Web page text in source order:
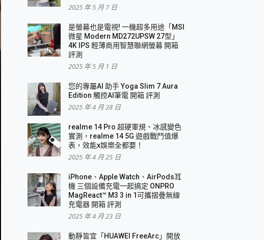
2025 年 5 月 7 日
是螢幕也是電視! 一機超多用途「MSI
微星 Modern MD272UPSW 27型」
4K IPS 輕薄商用智慧聯網螢幕 開箱
評測
2025 年 5 月 1 日
您的專屬AI 助手 Yoga Slim 7 Aura
Edition 觸控AI筆電 開箱 評測
2025 年 4 月 28 日
realme 14 Pro 超硬軍規、冰感變色
實測，realme 14 5G 遊戲戰鬥值爆
表，效能x娛樂全都要！
2025 年 4 月 25 日
iPhone、Apple Watch、AirPods耳
機 三個設備充電一起搞定 ONPRO
MagReact™ M3 3 in 1可攜摺疊無線
充電器 開箱 評測
2025 年 4 月 23 日
動靜皆宜「HUAWEI FreeArc」開放